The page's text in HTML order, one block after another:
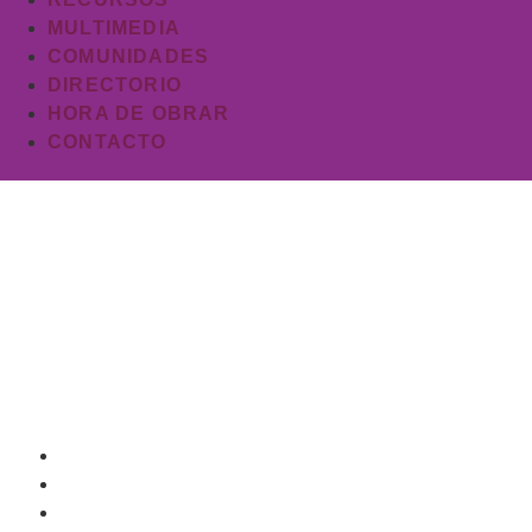
MULTIMEDIA
COMUNIDADES
DIRECTORIO
HORA DE OBRAR
CONTACTO